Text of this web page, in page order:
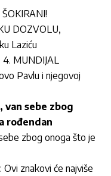
DOZVOLU,
Laziću
MUNDIJAL
Pavlu i njegovoj
van sebe zbog
rođendan
zbog onoga što je
znakovi će najviše